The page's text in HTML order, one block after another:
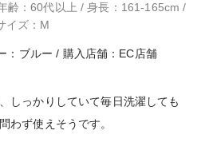
齢：60代以上 / 身長：161-165cm /
イズ：M
：ブルー / 購入店舗：EC店舗
しっかりしていて毎日洗濯しても
わず使えそうです。